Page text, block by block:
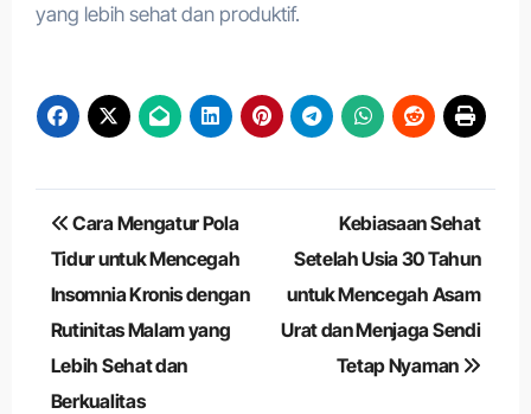
yang lebih sehat dan produktif.
Navigasi
pos
Cara Mengatur Pola
Tidur untuk Mencegah
Insomnia Kronis dengan
Rutinitas Malam yang
Lebih Sehat dan
Berkualitas
Kebiasaan Sehat
Setelah Usia 30 Tahun
untuk Mencegah Asam
Urat dan Menjaga Sendi
Tetap Nyaman